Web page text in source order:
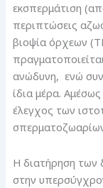
εκσπερμάτιση
περιπτώσεις
βιοψία όρχεων
ανώδυνη, ενώ
ίδια μέρα.
έλεγχος των
Η διατήρηση των
στην